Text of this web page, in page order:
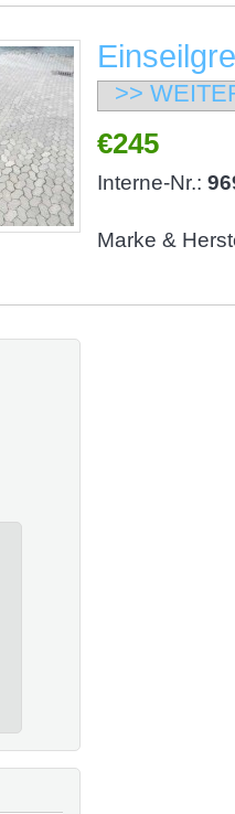
>>
€245
Interne-Nr.:
Marke &